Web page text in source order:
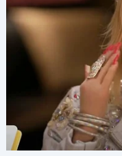
округлились:
— Я видела её с
ругались.
Эти слова только
Почему она с
дедушка,